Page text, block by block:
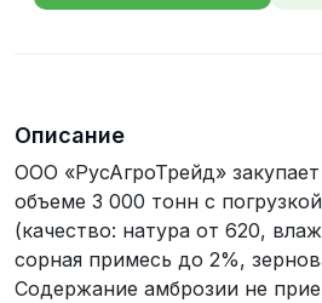
Описание
ООО «РусАгроТрейд»
объеме 3 000 тонн с
(качество: натура от 620,
сорная примесь до 2%,
Содержание амброзии не